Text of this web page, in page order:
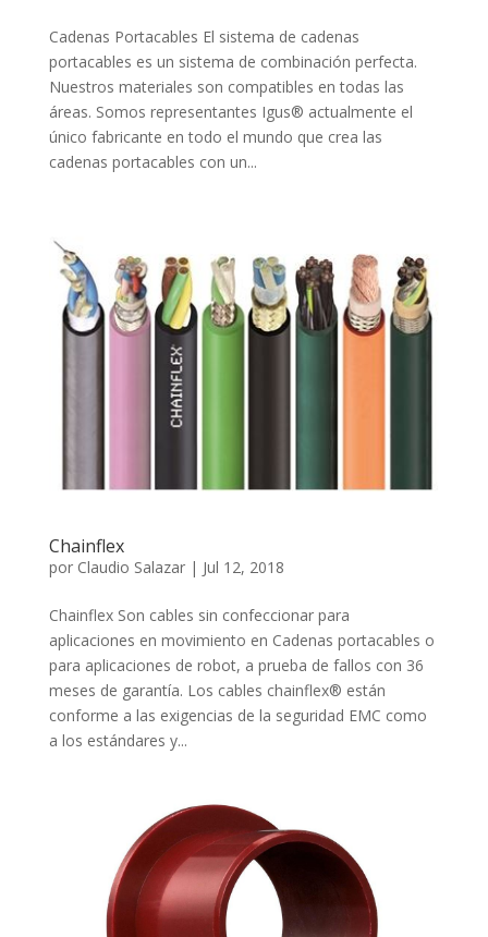
Cadenas Portacables El sistema de cadenas
portacables es un sistema de combinación perfecta.
Nuestros materiales son compatibles en todas las
áreas. Somos representantes Igus® actualmente el
único fabricante en todo el mundo que crea las
cadenas portacables con un...
Chainflex
por Claudio Salazar| Jul 12, 2018
Chainflex Son cables sin confeccionar para
aplicaciones en movimiento en Cadenas portacables o
para aplicaciones de robot, a prueba de fallos con 36
meses de garantía. Los cables chainflex® están
conforme a las exigencias de la seguridad EMC como
a los estándares y...